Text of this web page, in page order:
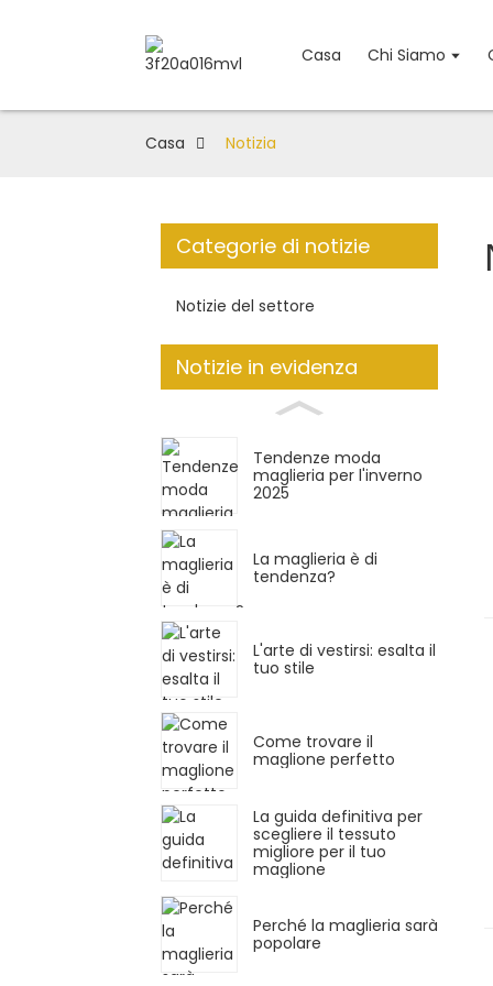
Casa Chi Siamo
Casa Notizia
Categorie di notizie
Notizie del settore
Notizie in evidenza
Tendenze moda
maglieria per l'inverno
2025
La maglieria è di
tendenza?
L'arte di vestirsi: esalta il
tuo stile
Come trovare il
maglione perfetto
La guida definitiva per
scegliere il tessuto
migliore per il tuo
maglione
Perché la maglieria sarà
popolare